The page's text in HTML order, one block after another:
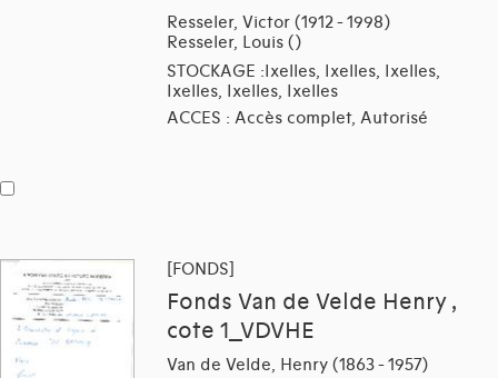
Resseler, Victor (1912 - 1998)
Resseler, Louis ()
STOCKAGE :Ixelles, Ixelles, Ixelles,
Ixelles, Ixelles, Ixelles
ACCES : Accès complet, Autorisé
[FONDS]
Fonds Van de Velde Henry ,
cote 1_VDVHE
Van de Velde, Henry (1863 - 1957)